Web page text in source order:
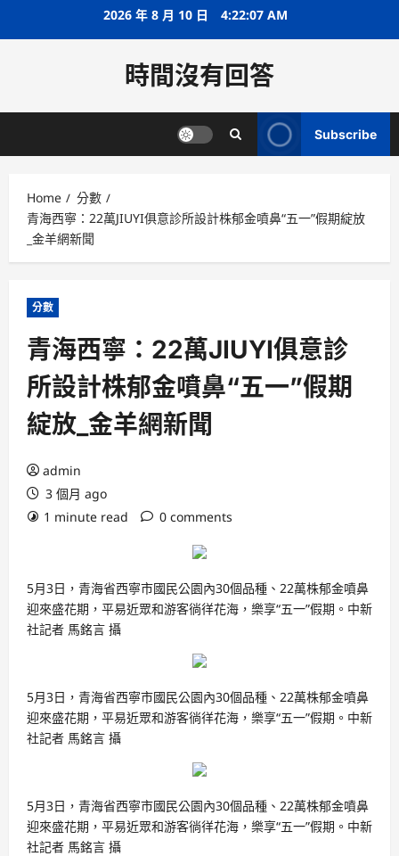
2026 年 8 月 10 日 4:22:08 AM
時間沒有回答
Subscribe
Home
分數
青海西寧：22萬JIUYI俱意診所設計株郁金噴鼻“五一”假期綻放
_金羊網新聞
分數
青海西寧：22萬JIUYI俱意診
所設計株郁金噴鼻“五一”假期
綻放_金羊網新聞
admin
3 個月 ago
1 minute read
0 comments
5月3日，青海省西寧市國民公園內30個品種、22萬株郁金噴鼻
迎來盛花期，平易近眾和游客徜徉花海，樂享“五一”假期。中新
社記者 馬銘言 攝
5月3日，青海省西寧市國民公園內30個品種、22萬株郁金噴鼻
迎來盛花期，平易近眾和游客徜徉花海，樂享“五一”假期。中新
社記者 馬銘言 攝
5月3日，青海省西寧市國民公園內30個品種、22萬株郁金噴鼻
迎來盛花期，平易近眾和游客徜徉花海，樂享“五一”假期。中新
社記者 馬銘言 攝